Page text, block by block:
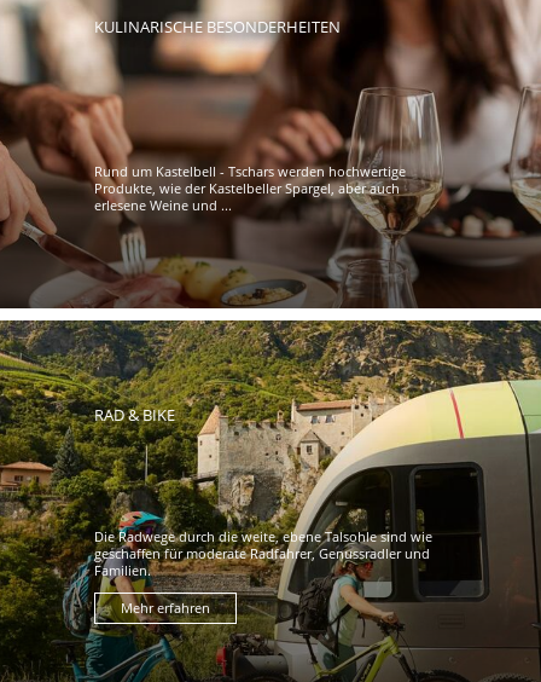
KULINARISCHE BESONDERHEITEN
Rund um Kastelbell - Tschars werden hochwertige
Produkte, wie der Kastelbeller Spargel, aber auch
erlesene Weine und ...
RAD & BIKE
Die Radwege durch die weite, ebene Talsohle sind wie
geschaffen für moderate Radfahrer, Genussradler und
Familien.
Mehr erfahren